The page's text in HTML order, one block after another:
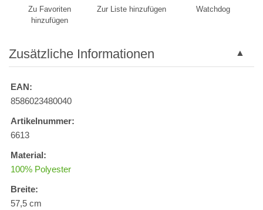
Zu Favoriten
hinzufügen
Zur Liste hinzufügen Watchdog
Zusätzliche Informationen
EAN:
8586023480040
Artikelnummer:
6613
Material:
100% Polyester
Breite:
57,5 cm